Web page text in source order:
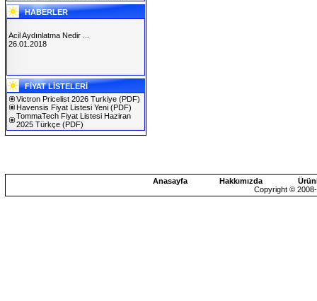
HABERLER
SOLAREX ISTANBUL 2019
30.01.2019
Acil Aydınlatma Nedir ...
26.01.2018
FİYAT LİSTELERİ
Victron Pricelist 2026 Turkiye (PDF)
Havensis Fiyat Listesi Yeni (PDF)
TommaTech Fiyat Listesi Haziran
2025 Türkçe (PDF)
Anasayfa Hakkımızda
Copyright ©